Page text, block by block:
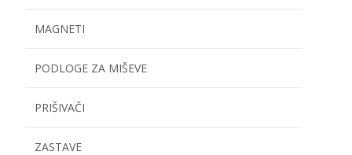
MAGNETI
PODLOGE ZA MIŠEVE
PRIŠIVAČI
ZASTAVE